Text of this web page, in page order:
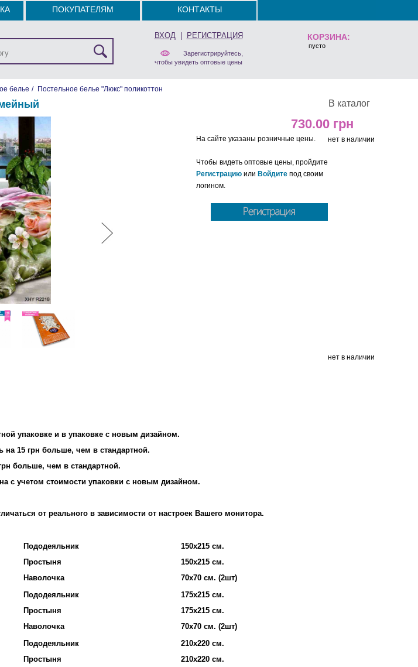
КОРЗИНА:
пусто
ПОКУПАТЕЛЯМ КОНТАКТЫ
ВХОД| РЕГИСТРАЦИЯ
Зарегистрируйтесь,
чтобы увидеть оптовые цены
белье / Постельное белье "Люкс" поликоттон
В каталог
730.00
нет в наличии
На сайте указаны розничные цены.
Чтобы видеть оптовые цены, пройдите
Регистрацию или Войдите под своим
логином.
нет в наличии
упаковке и в упаковке с новым дизайном.
на 15 грн больше, чем в стандартной.
больше, чем в стандартной.
с учетом стоимости упаковки с новым дизайном.
от реального в зависимости от настроек Вашего монитора.
Пододеяльник
Простыня
Наволочка
150х215 см.
150х215 см.
70х70 см. (2шт)
Пододеяльник
Простыня
Наволочка
175х215 см.
175х215 см.
70х70 см. (2шт)
Пододеяльник
Простыня
210х220 см.
210х220 см.